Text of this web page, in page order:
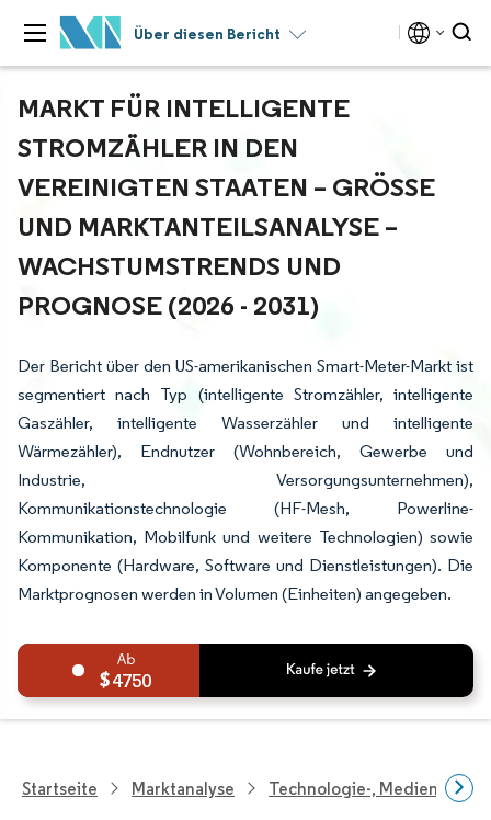
Über diesen Bericht
MARKT FÜR INTELLIGENTE
STROMZÄHLER IN DEN
VEREINIGTEN STAATEN – GRÖSSE U
ND MARKTANTEILSANALYSE – W
ACHSTUMSTRENDS UND P
ROGNOSE (2026 - 2031)
Der Bericht über den US-amerikanischen Smart-Meter-Markt ist
segmentiert nach Typ (intelligente Stromzähler, intelligente
Gaszähler, intelligente Wasserzähler und intelligente
Wärmezähler), Endnutzer (Wohnbereich, Gewerbe und
Industrie, Versorgungsunternehmen),
Kommunikationstechnologie (HF-Mesh, Powerline-
Kommunikation, Mobilfunk und weitere Technologien) sowie
Komponente (Hardware, Software und Dienstleistungen). Die
Marktprognosen werden in Volumen (Einheiten) angegeben.
4750
Startseite Marktanalyse Technologie-, Medien- Und